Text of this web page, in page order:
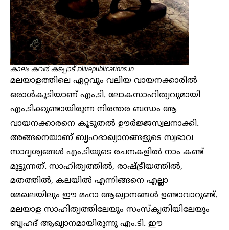
കാലം കവർ കടപ്പാട് :olivepublications.in
മലയാളത്തിലെ ഏറ്റവും വലിയ വായനക്കാരിൽ
ഒരാൾകൂടിയാണ് എം.ടി. ലോകസാഹിത്യവുമായി
എം.ടിക്കുണ്ടായിരുന്ന നിരന്തര ബന്ധം ആ
വായനക്കാരനെ കൂടുതൽ ഊർജ്ജസ്വലനാക്കി.
അങ്ങനെയാണ് ബൃഹദാഖ്യാനങ്ങളുടെ സ്വഭാവ
സാദൃശ്യങ്ങൾ എം.ടിയുടെ രചനകളിൽ നാം കണ്ട്
മുട്ടുന്നത്. സാഹിത്യത്തിൽ, രാഷ്ട്രീയത്തിൽ,
മതത്തിൽ, കലയിൽ എന്നിങ്ങനെ എല്ലാ
മേഖലയിലും ഈ മഹാ ആഖ്യാനങ്ങൾ ഉണ്ടാവാറുണ്ട്.
മലയാള സാഹിത്യത്തിലേയും സംസ്‌കൃതിയിലേയും
ബൃഹദ് ആഖ്യാനമായിരുന്നു എം.ടി. ഈ